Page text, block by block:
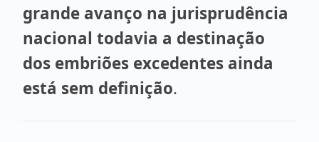
grande avanço na jurisprudência
nacional todavia a destinação
dos embriões excedentes ainda
está sem definição.